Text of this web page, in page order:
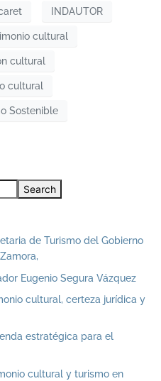
INDAUTOR
cultural
cultural
cultural
Sostenible
Search
de Turismo del Gobierno
Eugenio Segura Vázquez
cultural, certeza jurídica y
estratégica para el
cultural y turismo en